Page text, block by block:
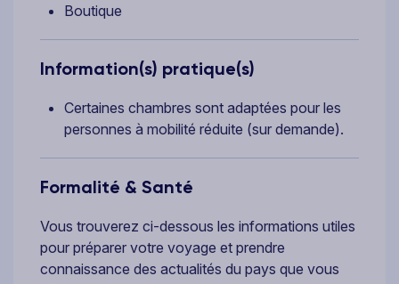
Boutique
Information(s) pratique(s)
Certaines chambres sont adaptées pour les
personnes à mobilité réduite (sur demande).
Formalité & Santé
Vous trouverez ci-dessous les informations utiles
pour préparer votre voyage et prendre
connaissance des actualités du pays que vous